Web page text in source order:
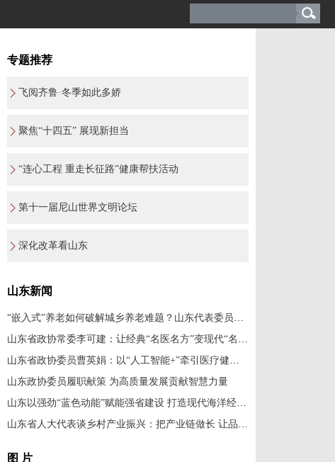
专题推荐
飞阅齐鲁·冬季如此多娇
聚焦“十四五” 展现新担当
“连心工程 重走长征路”健康帮扶活动
第十一届尼山世界文明论坛
深化改革看山东
山东新闻
“嵌入式”养老如何破解城乡养老难题？山东代表委员建言“老有颐养”
山东省政协常委李可建：让经典“名医名方”变现代“名品名药”
山东省政协委员曹英娟：以“人工智能+”牵引医疗健康向高端服务升级
山东政协委员履职献策 为高质量发展贡献智慧力量
山东以强劲“蓝色动能”赋能强省建设 打造现代海洋经济发展高地
山东省人大代表谈乡村产业振兴：把产业链做长 让品牌发光
图 片